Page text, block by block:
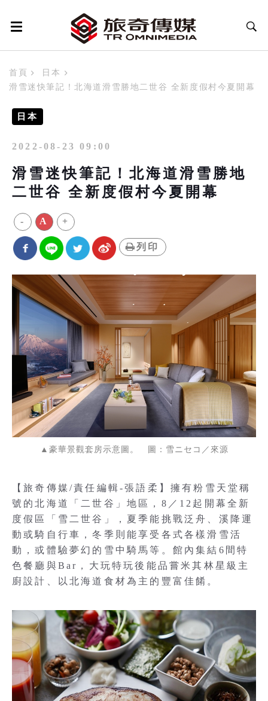
首頁
日本
滑雪迷快筆記！北海道滑雪勝地二世谷 全新度假村今夏開幕
日本
2022-08-23 09:00
滑雪迷快筆記！北海道滑雪勝地
二世谷 全新度假村今夏開幕
- A +
列印
▲豪華景觀套房示意圖。 圖：雪ニセコ／來源
【旅奇傳媒/責任編輯-張語柔】擁有粉雪天堂稱
號的北海道「二世谷」地區，8／12起開幕全新
度假區「雪二世谷」，夏季能挑戰泛舟、溪降運
動或騎自行車，冬季則能享受各式各樣滑雪活
動，或體驗夢幻的雪中騎馬等。館內集結6間特
色餐廳與Bar，大玩特玩後能品嘗米其林星級主
廚設計、以北海道食材為主的豐富佳餚。